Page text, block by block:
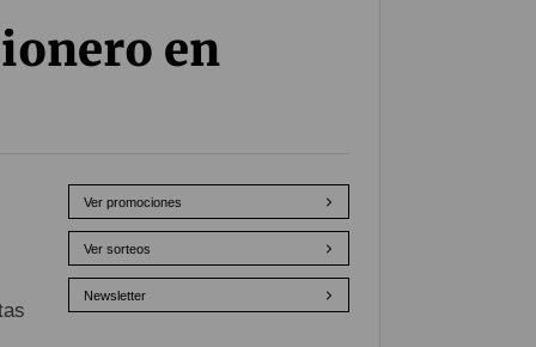
en
Ver promociones
Ver sorteos
Newsletter